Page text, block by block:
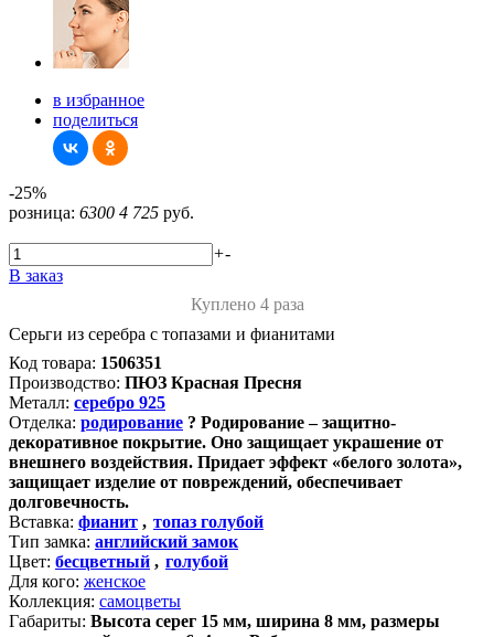
в избранное
поделиться
-25%
розница: 6300 4 725 руб.
+-
В заказ
Куплено 4 раза
Серьги из серебра с топазами и фианитами
Код товара: 1506351
Производство: ПЮЗ Красная Пресня
Металл: серебро 925
Отделка: родирование ? Родирование – защитно-
декоративное покрытие. Оно защищает украшение от
внешнего воздействия. Придает эффект «белого золота»,
защищает изделие от повреждений, обеспечивает
долговечность.
Вставка: фианит , топаз голубой
Тип замка: английский замок
Цвет: бесцветный , голубой
Для кого: женское
Коллекция: самоцветы
Габариты: Высота серег 15 мм, ширина 8 мм, размеры